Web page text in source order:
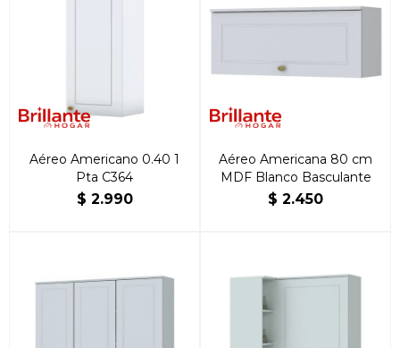
Aéreo Americano 0.40 1
Pta C364
$ 2.990
Aéreo Americana 80 cm
MDF Blanco Basculante
$ 2.450